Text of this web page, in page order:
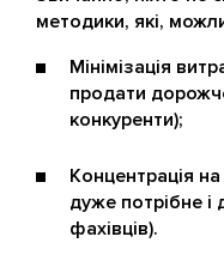
методики, які,
Мінімізація
продати
конкуренти);
Концентрація
дуже потрібне і
фахівців).